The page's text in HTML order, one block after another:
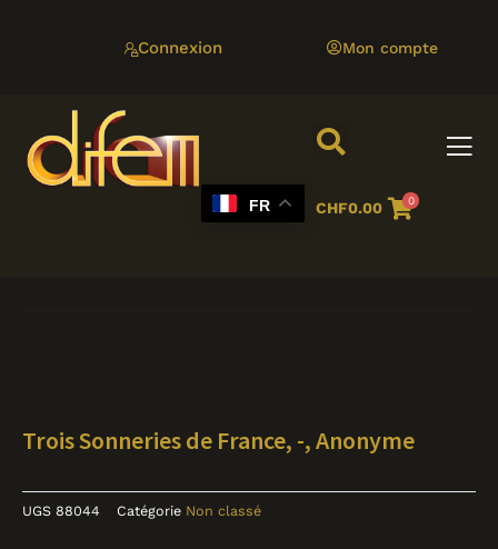
Connexion Mon compte
FR CHF0.00 0
Trois Sonneries de France, -, Anonyme
UGS 88044 Catégorie Non classé